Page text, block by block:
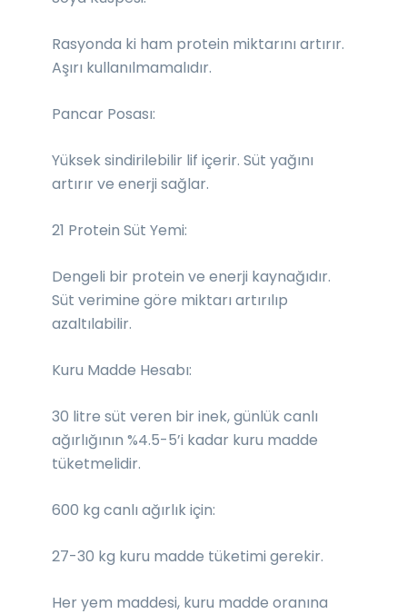
Rasyonda ki ham protein miktarını artırır.
Aşırı kullanılmamalıdır.
Pancar Posası:
Yüksek sindirilebilir lif içerir. Süt yağını
artırır ve enerji sağlar.
21 Protein Süt Yemi:
Dengeli bir protein ve enerji kaynağıdır.
Süt verimine göre miktarı artırılıp
azaltılabilir.
Kuru Madde Hesabı:
30 litre süt veren bir inek, günlük canlı
ağırlığının %4.5-5’i kadar kuru madde
tüketmelidir.
600 kg canlı ağırlık için:
27-30 kg kuru madde tüketimi gerekir.
Her yem maddesi, kuru madde oranına